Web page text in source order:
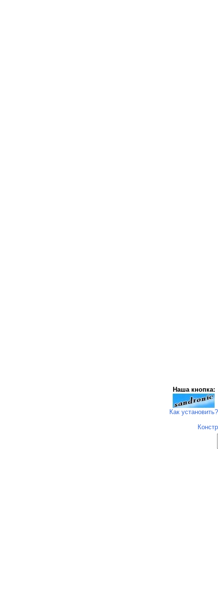
Наша кнопка:
Как установить?